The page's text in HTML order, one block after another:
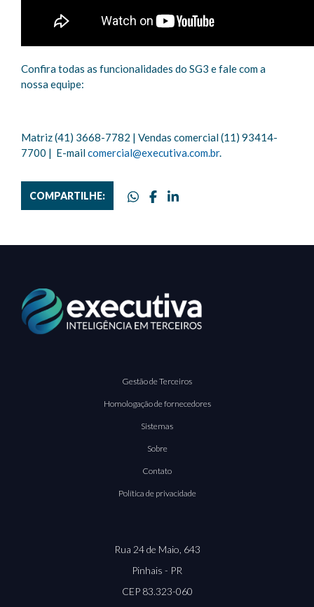
Confira todas as funcionalidades do SG3 e fale com a
nossa equipe:
Matriz (41) 3668-7782 | Vendas comercial (11) 93414-
7700 | E-mailcomercial@executiva.com.br.
COMPARTILHE:
Gestão de Terceiros
Homologação de fornecedores
Sistemas
Sobre
Contato
Política de privacidade
Rua 24 de Maio, 643
Pinhais - PR
CEP 83.323-060